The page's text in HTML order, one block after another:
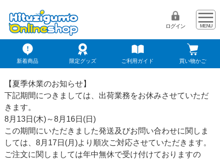
ログイン
新着商品 限定グッズ ご利用ガイド 買い物かご
【夏季休業のお知らせ】
下記期間につきましては、出荷業務をお休みさせていただ
きます。
8月13日(木)～8月16日(日)
この期間にいただきました発送及びお問い合わせに関しま
しては、8月17日(月)より順次ご対応させていただきます。
ご注文に関しましては年中無休で受け付けておりますの